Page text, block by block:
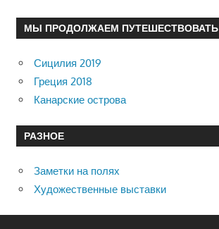
МЫ ПРОДОЛЖАЕМ ПУТЕШЕСТВОВАТЬ
Сицилия 2019
Греция 2018
Канарские острова
РАЗНОЕ
Заметки на полях
Художественные выставки